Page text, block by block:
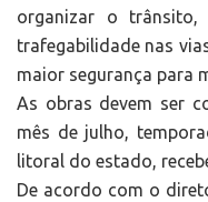
organizar o
trafegabilidade nas
maior segurança para
As obras devem ser
mês de julho,
litoral do estado,
De acordo com o